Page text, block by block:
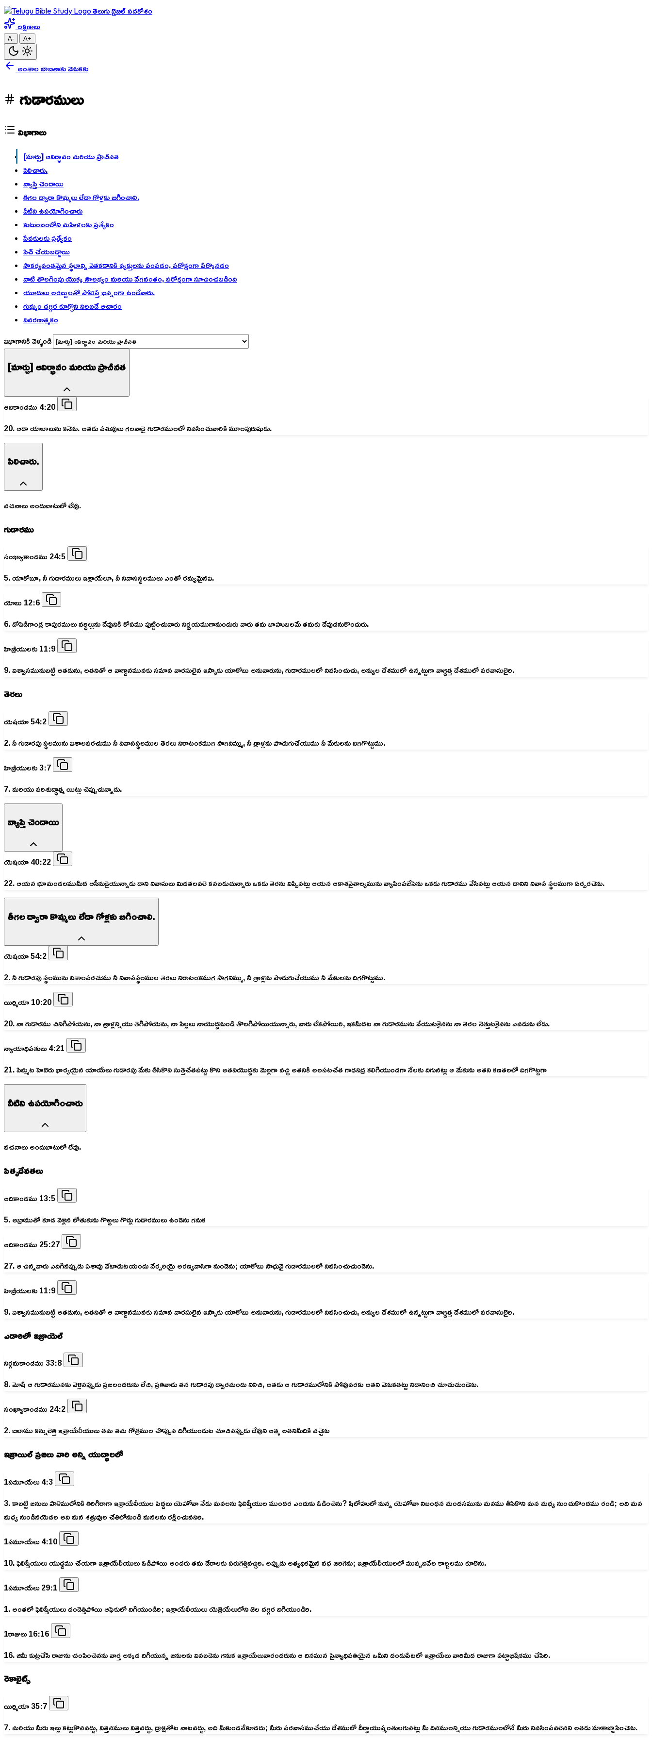
తెలుగు బైబిల్ పదకోశం
లక్షణాలు
A- A+
అంశాల జాబితాకు వెనుకకు
గుడారములు
విభాగాలు
[మార్చు] ఆవిర్భావం మరియు ప్రాచీనత
పిలిచారు.
వ్యాప్తి చెందాయి
తీగల ద్వారా కొమ్మలు లేదా గోళ్లకు బిగించాలి.
వీటిని ఉపయోగించారు
కుటుంబంలోని మహిళలకు ప్రత్యేకం
సేవకులకు ప్రత్యేకం
పిచ్ చేయబడ్డాయి
సౌకర్యవంతమైన స్థలాన్ని వెతకడానికి వ్యక్తులను పంపడం, పరోక్షంగా పేర్కొనడం
వాటి తొలగింపు యొక్క సౌలభ్యం మరియు వేగవంతం, పరోక్షంగా సూచించబడింది
యూదులు అరబ్బులతో పోలిస్తే భిన్నంగా ఉండేవారు.
గుమ్మం దగ్గర కూర్చొని నిలబడే ఆచారం
వివరణాత్మకం
విభాగానికి వెళ్ళండి
[మార్చు] ఆవిర్భావం మరియు ప్రాచీనత
ఆదికాండము 4:20
20. ఆదా యాబాలును కనెను. అతడు పశువులు గలవాడై గుడారములలో నివసించువారికి మూలపురుషుడు.
పిలిచారు.
వచనాలు అందుబాటులో లేవు.
గుడారము
సంఖ్యాకాండము 24:5
5. యాకోబూ, నీ గుడారములు ఇశ్రాయేలూ, నీ నివాసస్థలములు ఎంతో రమ్యమైనవి.
యోబు 12:6
6. దోపిడిగాండ్ర కాపురములు వర్థిల్లును దేవునికి కోపము పుట్టించువారు నిర్భయముగానుందురు వారు తమ బాహుబలమే తమకు దేవుడనుకొందురు.
హెబ్రీయులకు 11:9
9. విశ్వాసమునుబట్టి అతడును, అతనితో ఆ వాగ్దానమునకు సమాన వారసులైన ఇస్సాకు యాకోబు అనువారును, గుడారములలో నివసించుచు, అన్యుల దేశములో ఉన్నట్టుగా వాగ్దత్త దేశములో పరవాసులైరి.
తెరలు
యెషయా 54:2
2. నీ గుడారపు స్థలమును విశాలపరచుము నీ నివాసస్థలముల తెరలు నిరాటంకముగ సాగనిమ్ము, నీ త్రాళ్లను పొడుగుచేయుము నీ మేకులను దిగగొట్టుము.
హెబ్రీయులకు 3:7
7. మరియు పరిశుద్ధాత్మ యిట్లు చెప్పుచున్నాడు.
వ్యాప్తి చెందాయి
యెషయా 40:22
22. ఆయన భూమండలముమీద ఆసీనుడైయున్నాడు దాని నివాసులు మిడతలవలె కనబడుచున్నారు ఒకడు తెరను విప్పినట్లు ఆయన ఆకాశవైశాల్యమును వ్యాపింపజేసెను ఒకడు గుడారము వేసినట్లు ఆయన దానిని నివాస స్థలముగా ఏర్పరచెను.
తీగల ద్వారా కొమ్మలు లేదా గోళ్లకు బిగించాలి.
యెషయా 54:2
2. నీ గుడారపు స్థలమును విశాలపరచుము నీ నివాసస్థలముల తెరలు నిరాటంకముగ సాగనిమ్ము, నీ త్రాళ్లను పొడుగుచేయుము నీ మేకులను దిగగొట్టుము.
యిర్మియా 10:20
20. నా గుడారము చినిగిపోయెను, నా త్రాళ్లన్నియు తెగిపోయెను, నా పిల్లలు నాయొద్దనుండి తొలగిపోయియున్నారు, వారు లేకపోయిరి, ఇకమీదట నా గుడారమును వేయుటకైనను నా తెరల నెత్తుటకైనను ఎవడును లేడు.
న్యాయాధిపతులు 4:21
21. పిమ్మట హెబెరు భార్యయైన యాయేలు గుడారపు మేకు తీసికొని సుత్తెచేతపట్టు కొని అతనియొద్దకు మెల్లగా వచ్చి అతనికి అలసటచేత గాఢనిద్ర కలిగియుండగా నేలకు దిగునట్లు ఆ మేకును అతని కణతలలో దిగగొట్టగా
వీటిని ఉపయోగించారు
వచనాలు అందుబాటులో లేవు.
పితృదేవతలు
ఆదికాండము 13:5
5. అబ్రాముతో కూడ వెళ్లిన లోతుకును గొఱ్ఱలు గొడ్లు గుడారములు ఉండెను గనుక
ఆదికాండము 25:27
27. ఆ చిన్నవారు ఎదిగినప్పుడు ఏశావు వేటాడుటయందు నేర్పరియై అరణ్యవాసిగా నుండెను; యాకోబు సాధువై గుడారములలో నివసించుచుండెను.
హెబ్రీయులకు 11:9
9. విశ్వాసమునుబట్టి అతడును, అతనితో ఆ వాగ్దానమునకు సమాన వారసులైన ఇస్సాకు యాకోబు అనువారును, గుడారములలో నివసించుచు, అన్యుల దేశములో ఉన్నట్టుగా వాగ్దత్త దేశములో పరవాసులైరి.
ఎడారిలో ఇజ్రాయెల్
నిర్గమకాండము 33:8
8. మోషే ఆ గుడారమునకు వెళ్లినప్పుడు ప్రజలందరును లేచి, ప్రతివాడు తన గుడారపు ద్వారమందు నిలిచి, అతడు ఆ గుడారములోనికి పోవువరకు అతని వెనుకతట్టు నిదానించి చూచుచుండెను.
సంఖ్యాకాండము 24:2
2. బిలాము కన్నులెత్తి ఇశ్రాయేలీయులు తమ తమ గోత్రముల చొప్పున దిగియుండుట చూచినప్పుడు దేవుని ఆత్మ అతనిమీదికి వచ్చెను
ఇజ్రాయిల్ ప్రజలు వారి అన్ని యుద్ధాలలో
1సమూయేలు 4:3
3. కాబట్టి జనులు పాళెములోనికి తిరిగిరాగా ఇశ్రాయేలీయుల పెద్దలు యెహోవా నేడు మనలను ఫిలిష్తీయుల ముందర ఎందుకు ఓడించెను? షిలోహులో నున్న యెహోవా నిబంధన మందసమును మనము తీసికొని మన మధ్య నుంచుకొందము రండి; అది మన
మధ్య నుండినయెడల అది మన శత్రువుల చేతిలోనుండి మనలను రక్షించుననిరి.
1సమూయేలు 4:10
10. ఫిలిష్తీయులు యుద్దము చేయగా ఇశ్రాయేలీయులు ఓడిపోయి అందరు తమ డేరాలకు పరుగెత్తివచ్చిరి. అప్పుడు అత్యధికమైన వధ జరిగెను; ఇశ్రాయేలీయులలో ముప్పదివేల కాల్బలము కూలెను.
1సమూయేలు 29:1
1. అంతలో ఫిలిష్తీయులు దండెత్తిపోయి ఆఫెకులో దిగియుండిరి; ఇశ్రాయేలీయులు యెజ్రెయేలులోని జెల దగ్గర దిగియుండిరి.
1రాజులు 16:16
16. జిమీ కుట్రచేసి రాజును చంపించెనను వార్త అక్కడ దిగియున్న జనులకు వినబడెను గనుక ఇశ్రాయేలువారందరును ఆ దినమున సైన్యాధిపతియైన ఒమీని దండుపేటలో ఇశ్రాయేలు వారిమీద రాజుగా పట్టాభిషేకము చేసిరి.
రెకాబైట్స్
యిర్మియా 35:7
7. మరియు మీరు ఇల్లు కట్టుకొనవద్దు, విత్తనములు విత్తవద్దు, ద్రాక్షతోట నాటవద్దు, అది మీకుండనేకూడదు; మీరు పరవాసముచేయు దేశములో దీర్ఘాయుష్మంతులగునట్లు మీ దినములన్నియు గుడారములలోనే మీరు నివసింపవలెనని అతడు మాకాజ్ఞాపించెను.